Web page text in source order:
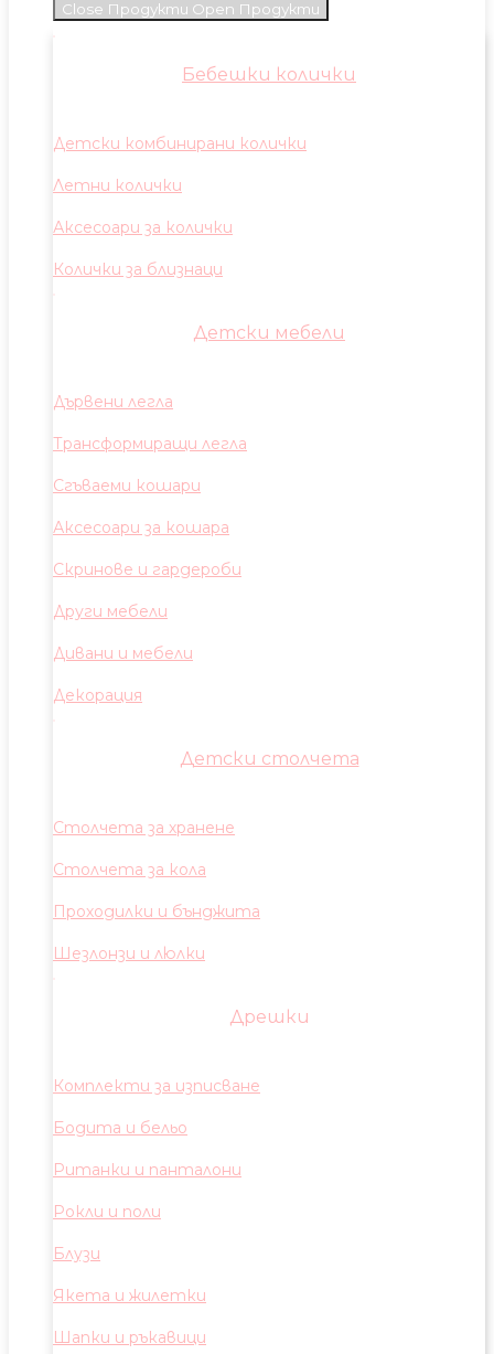
Close Продукти Open Продукти
Бебешки колички
Детски комбинирани колички
Летни колички
Аксесоари за колички
Колички за близнаци
Детски мебели
Дървени легла
Трансформиращи легла
Сгъваеми кошари
Аксесоари за кошара
Скринове и гардероби
Други мебели
Дивани и мебели
Декорация
Детски столчета
Столчета за хранене
Столчета за кола
Проходилки и бънджита
Шезлонзи и люлки
Дрешки
Комплекти за изписване
Бодита и бельо
Ританки и панталони
Рокли и поли
Блузи
Якета и жилетки
Шапки и ръкавици